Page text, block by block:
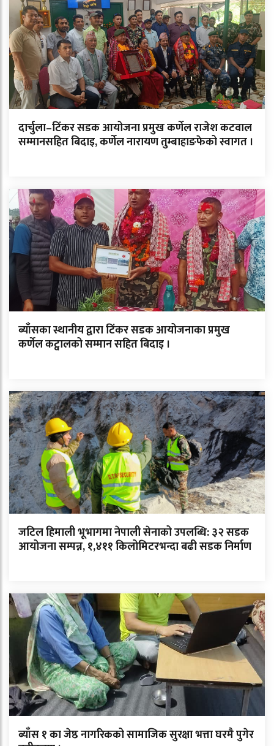
दार्चुला–टिंकर सडक आयोजना प्रमुख कर्णेल राजेश कटवाल
सम्मानसहित बिदाइ, कर्णेल नारायण तुम्बाहाङफेको स्वागत ।
ब्याँसका स्थानीय द्वारा टिंकर सडक आयोजनाका प्रमुख
कर्णेल कट्वालको सम्मान सहित बिदाइ ।
जटिल हिमाली भूभागमा नेपाली सेनाको उपलब्धि: ३२ सडक
आयोजना सम्पन्न, १,४११ किलोमिटरभन्दा बढी सडक निर्माण
ब्याँस १ का जेष्ठ नागरिकको सामाजिक सुरक्षा भत्ता घरमै पुगेर